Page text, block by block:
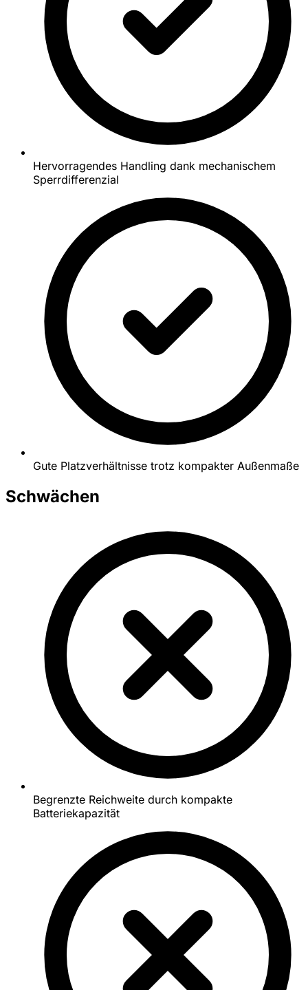
Hervorragendes Handling dank mechanischem
Sperrdifferenzial
Gute Platzverhältnisse trotz kompakter Außenmaße
Schwächen
Begrenzte Reichweite durch kompakte
Batteriekapazität